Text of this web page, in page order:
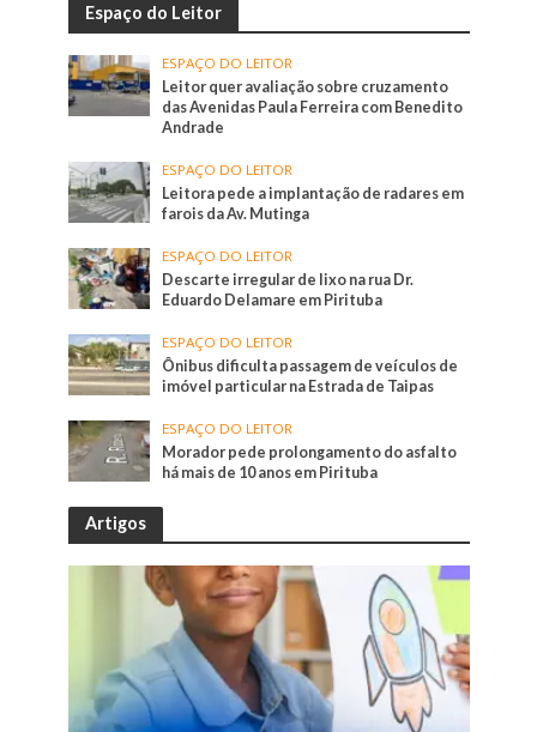
Espaço do Leitor
ESPAÇO DO LEITOR
Leitor quer avaliação sobre cruzamento
das Avenidas Paula Ferreira com Benedito
Andrade
ESPAÇO DO LEITOR
Leitora pede a implantação de radares em
farois da Av. Mutinga
ESPAÇO DO LEITOR
Descarte irregular de lixo na rua Dr.
Eduardo Delamare em Pirituba
ESPAÇO DO LEITOR
Ônibus dificulta passagem de veículos de
imóvel particular na Estrada de Taipas
ESPAÇO DO LEITOR
Morador pede prolongamento do asfalto
há mais de 10 anos em Pirituba
Artigos